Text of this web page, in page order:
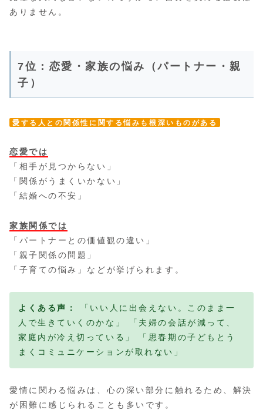
ありません。
7位：恋愛・家族の悩み（パートナー・親
子）
愛する人との関係性に関する悩みも根深いものがある
恋愛では
「相手が見つからない」
「関係がうまくいかない」
「結婚への不安」
家族関係では
「パートナーとの価値観の違い」
「親子関係の問題」
「子育ての悩み」などが挙げられます。
よくある声：
「いい人に出会えない。このまま一
人で生きていくのかな」 「夫婦の会話が減って、
家庭内が冷え切っている」 「思春期の子どもとう
まくコミュニケーションが取れない」
愛情に関わる悩みは、心の深い部分に触れるため、解決
が困難に感じられることも多いです。